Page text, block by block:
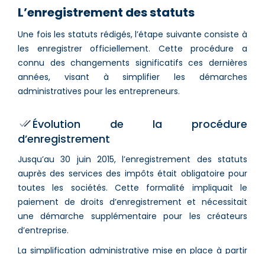
L’enregistrement des statuts
Une fois les statuts rédigés, l’étape suivante consiste à
les enregistrer officiellement. Cette procédure a
connu des changements significatifs ces dernières
années, visant à simplifier les démarches
administratives pour les entrepreneurs.
Évolution de la procédure
d’enregistrement
Jusqu’au 30 juin 2015, l’enregistrement des statuts
auprès des services des impôts était obligatoire pour
toutes les sociétés. Cette formalité impliquait le
paiement de droits d’enregistrement et nécessitait
une démarche supplémentaire pour les créateurs
d’entreprise.
La simplification administrative mise en place à partir